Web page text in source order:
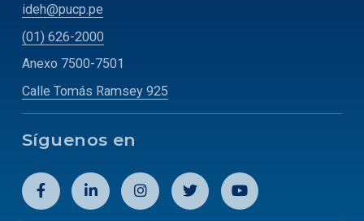
ideh@pucp.pe
(01) 626-2000
Anexo 7500-7501
Calle Tomás Ramsey 925
Síguenos en